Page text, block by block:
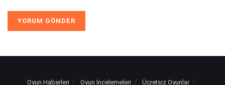
Oyun Haberleri Oyun İncelemeleri
Ücretsiz Oyunlar